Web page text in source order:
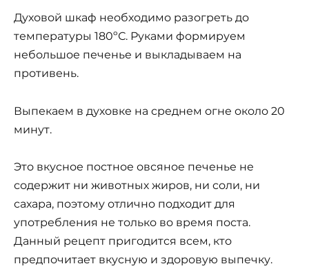
Духовой шкаф необходимо разогреть до
температуры 180ºС. Руками формируем
небольшое печенье и выкладываем на
противень.
Выпекаем в духовке на среднем огне около 20
минут.
Это вкусное постное овсяное печенье не
содержит ни животных жиров, ни соли, ни
сахара, поэтому отлично подходит для
употребления не только во время поста.
Данный рецепт пригодится всем, кто
предпочитает вкусную и здоровую выпечку.